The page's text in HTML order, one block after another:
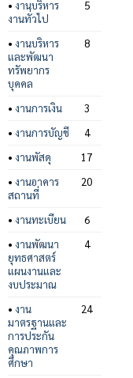
• งานบริหาร
งานทั่วไป
5
• งานบริหาร
และพัฒนา
ทรัพยากร
บุคคล
8
• งานการเงิน
3
• งานการบัญชี
4
• งานพัสดุ
17
• งานอาคาร
สถานที่
20
• งานทะเบียน
6
• งานพัฒนา
ยุทธศาสตร์
แผนงานและ
งบประมาณ
4
• งาน
มาตรฐานและ
การประกัน
คุณภาพการ
ศึกษา
24